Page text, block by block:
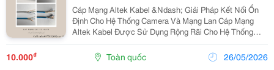
Cáp Mạng Altek Kabel &Ndash; Giải Pháp Kết Nối Ổn
Định Cho Hệ Thống Camera Và Mạng Lan Cáp Mạng
Altek Kabel Được Sử Dụng Rộng Rãi Cho Hệ Thống
Camera Ip, Mạng Lan Văn Phòng, Nhà Xưởng, Trường
Học Và Tòa Nhà Nhờ Khả Năng Truyền Dữ Liệu Ổn
Định, Tốc...
10.000₫ Toàn quốc 26/05/2026